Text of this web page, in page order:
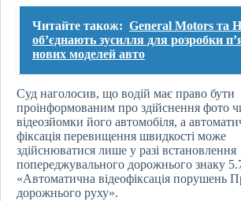
Читайте також: General Motors та
об’єднають зусилля для розробки
нових моделей авто
Суд наголосив, що водій має право бути
проінформованим про здійснення фото
відеозйомки його автомобіля, а
фіксація перевищення швидкості може
здійснюватися лише у разі встановлення
попереджувального дорожнього знаку
«Автоматична відеофіксація порушень
дорожнього руху».